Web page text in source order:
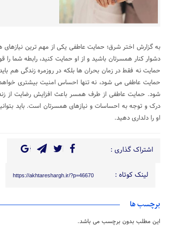
به گزارش اختر شرق؛ حمایت عاطفی یکی از مهم ترین
دشوار کنار همسرتان باشید و از او حمایت کنید، رابطه شما
حمایت نه فقط در زمان بحران ها بلکه در روزمره زندگی هم
حمایت عاطفی می شود، نه تنها احساس امنیت بیشتری
شود. حمایت عاطفی از طرف همسر باعث افزایش رضایت از
درک و توجه به احساسات و نیازهای همسرتان است. باید
او را دلداری دهید.
اشتراک گذاری :
لینک کوتاه : https://akhtareshargh.ir/?p=46670
برچسب ها
این مطلب بدون برچسب می باشد.